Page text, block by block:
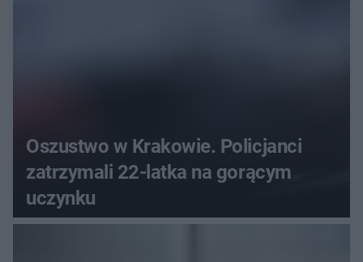
Oszustwo w Krakowie. Policjanci
zatrzymali 22-latka na gorącym
uczynku